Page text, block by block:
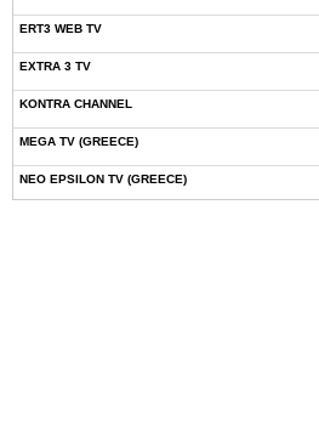
ERT3 WEB TV
EXTRA 3 TV
KONTRA CHANNEL
MEGA TV (GREECE)
NEO EPSILON TV (GREECE)